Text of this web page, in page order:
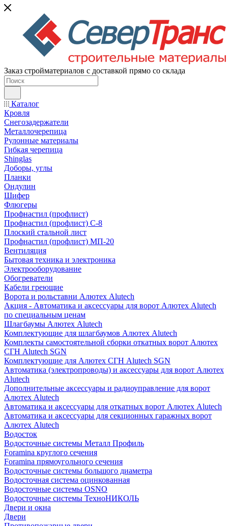
Заказ стройматериалов с доставкой прямо со склада
Каталог
Кровля
Снегозадержатели
Металлочерепица
Рулонные материалы
Гибкая черепица
Shinglas
Доборы, углы
Планки
Ондулин
Шифер
Флюгеры
Профнастил (профлист)
Профнастил (профлист) С-8
Плоский стальной лист
Профнастил (профлист) МП-20
Вентиляция
Бытовая техника и электроника
Электрооборудование
Обогреватели
Кабели греющие
Ворота и рольставни Алютех Alutech
Акция - Автоматика и аксессуары для ворот Алютех Alutech
по специальным ценам
Шлагбаумы Алютех Alutech
Комплектующие для шлагбаумов Алютех Alutech
Комплекты самостоятельной сборки откатных ворот Алютех
СГН Alutech SGN
Комплектующие для Алютех СГН Alutech SGN
Автоматика (электропроводы) и аксессуары для ворот Алютех
Alutech
Дополнительные аксессуары и радиоуправление для ворот
Алютех Alutech
Автоматика и аксессуары для откатных ворот Алютех Alutech
Автоматика и аксессуары для секционных гаражных ворот
Алютех Alutech
Водосток
Водосточные системы Металл Профиль
Foramina круглого сечения
Foramina прямоугольного сечения
Водосточные системы большого диаметра
Водосточная система оцинкованная
Водосточные системы OSNO
Водосточные системы ТехноНИКОЛЬ
Двери и окна
Двери